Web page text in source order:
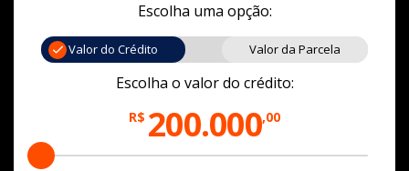
Escolha uma opção:
Valor do Crédito Valor da Parcela
Escolha o valor do crédito:
R$ 200.000,00